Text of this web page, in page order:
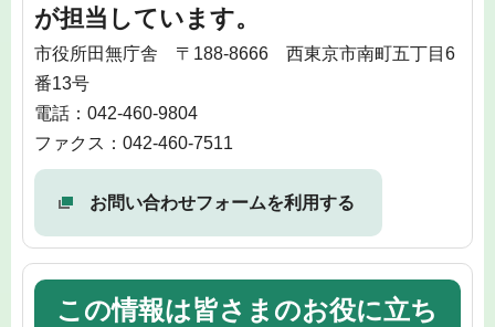
が担当しています。
市役所田無庁舎 〒188-8666 西東京市南町五丁目6
番13号
電話：042-460-9804
ファクス：042-460-7511
お問い合わせフォームを利用する
この情報は皆さまのお役に立ち